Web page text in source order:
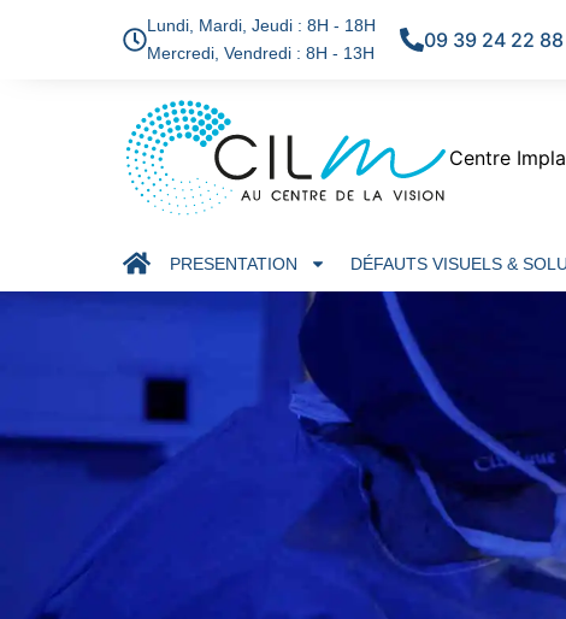
Lundi, Mardi, Jeudi : 8H - 18H
Mercredi, Vendredi : 8H - 13H
09 39 24 22 88
Centre
PRESENTATION DÉFAUTS VISUELS &